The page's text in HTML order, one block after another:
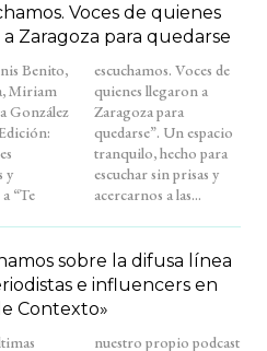
Voces de quienes
a Zaragoza para quedarse
Benito,
Miriam
González
y
“Te
Voces de
a
para
y
acercarnos a las...
sobre la difusa línea
e influencers en
Contexto»